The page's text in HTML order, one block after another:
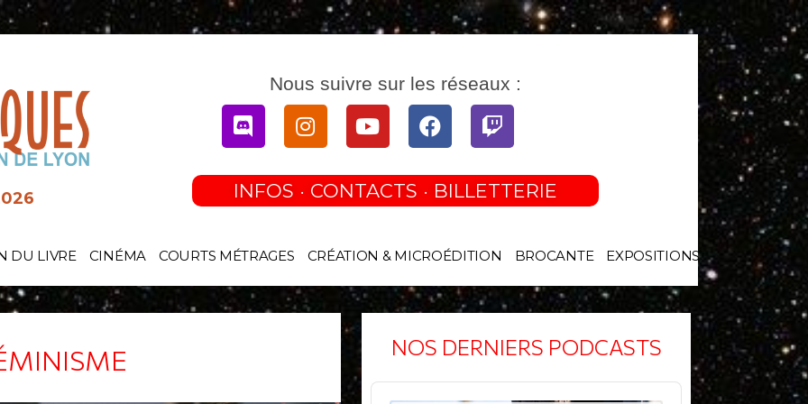
Nous suivre sur les réseaux :
DiscordInstagramYoutubeFacebookTwitch
INFOS · CONTACTS · BILLETTERIE
DU LIVRE CINÉMA COURTS MÉTRAGES CRÉATION & MICROÉDITION BROCANTE EXPOSITIONS
NOS DERNIERS PODCASTS
Audio